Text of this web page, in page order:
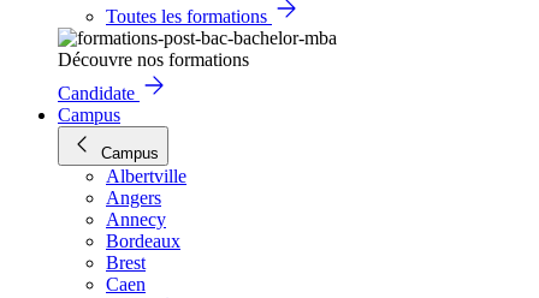
Toutes les formations
Découvre nos formations
Candidate
Campus
Campus
Albertville
Angers
Annecy
Bordeaux
Brest
Caen